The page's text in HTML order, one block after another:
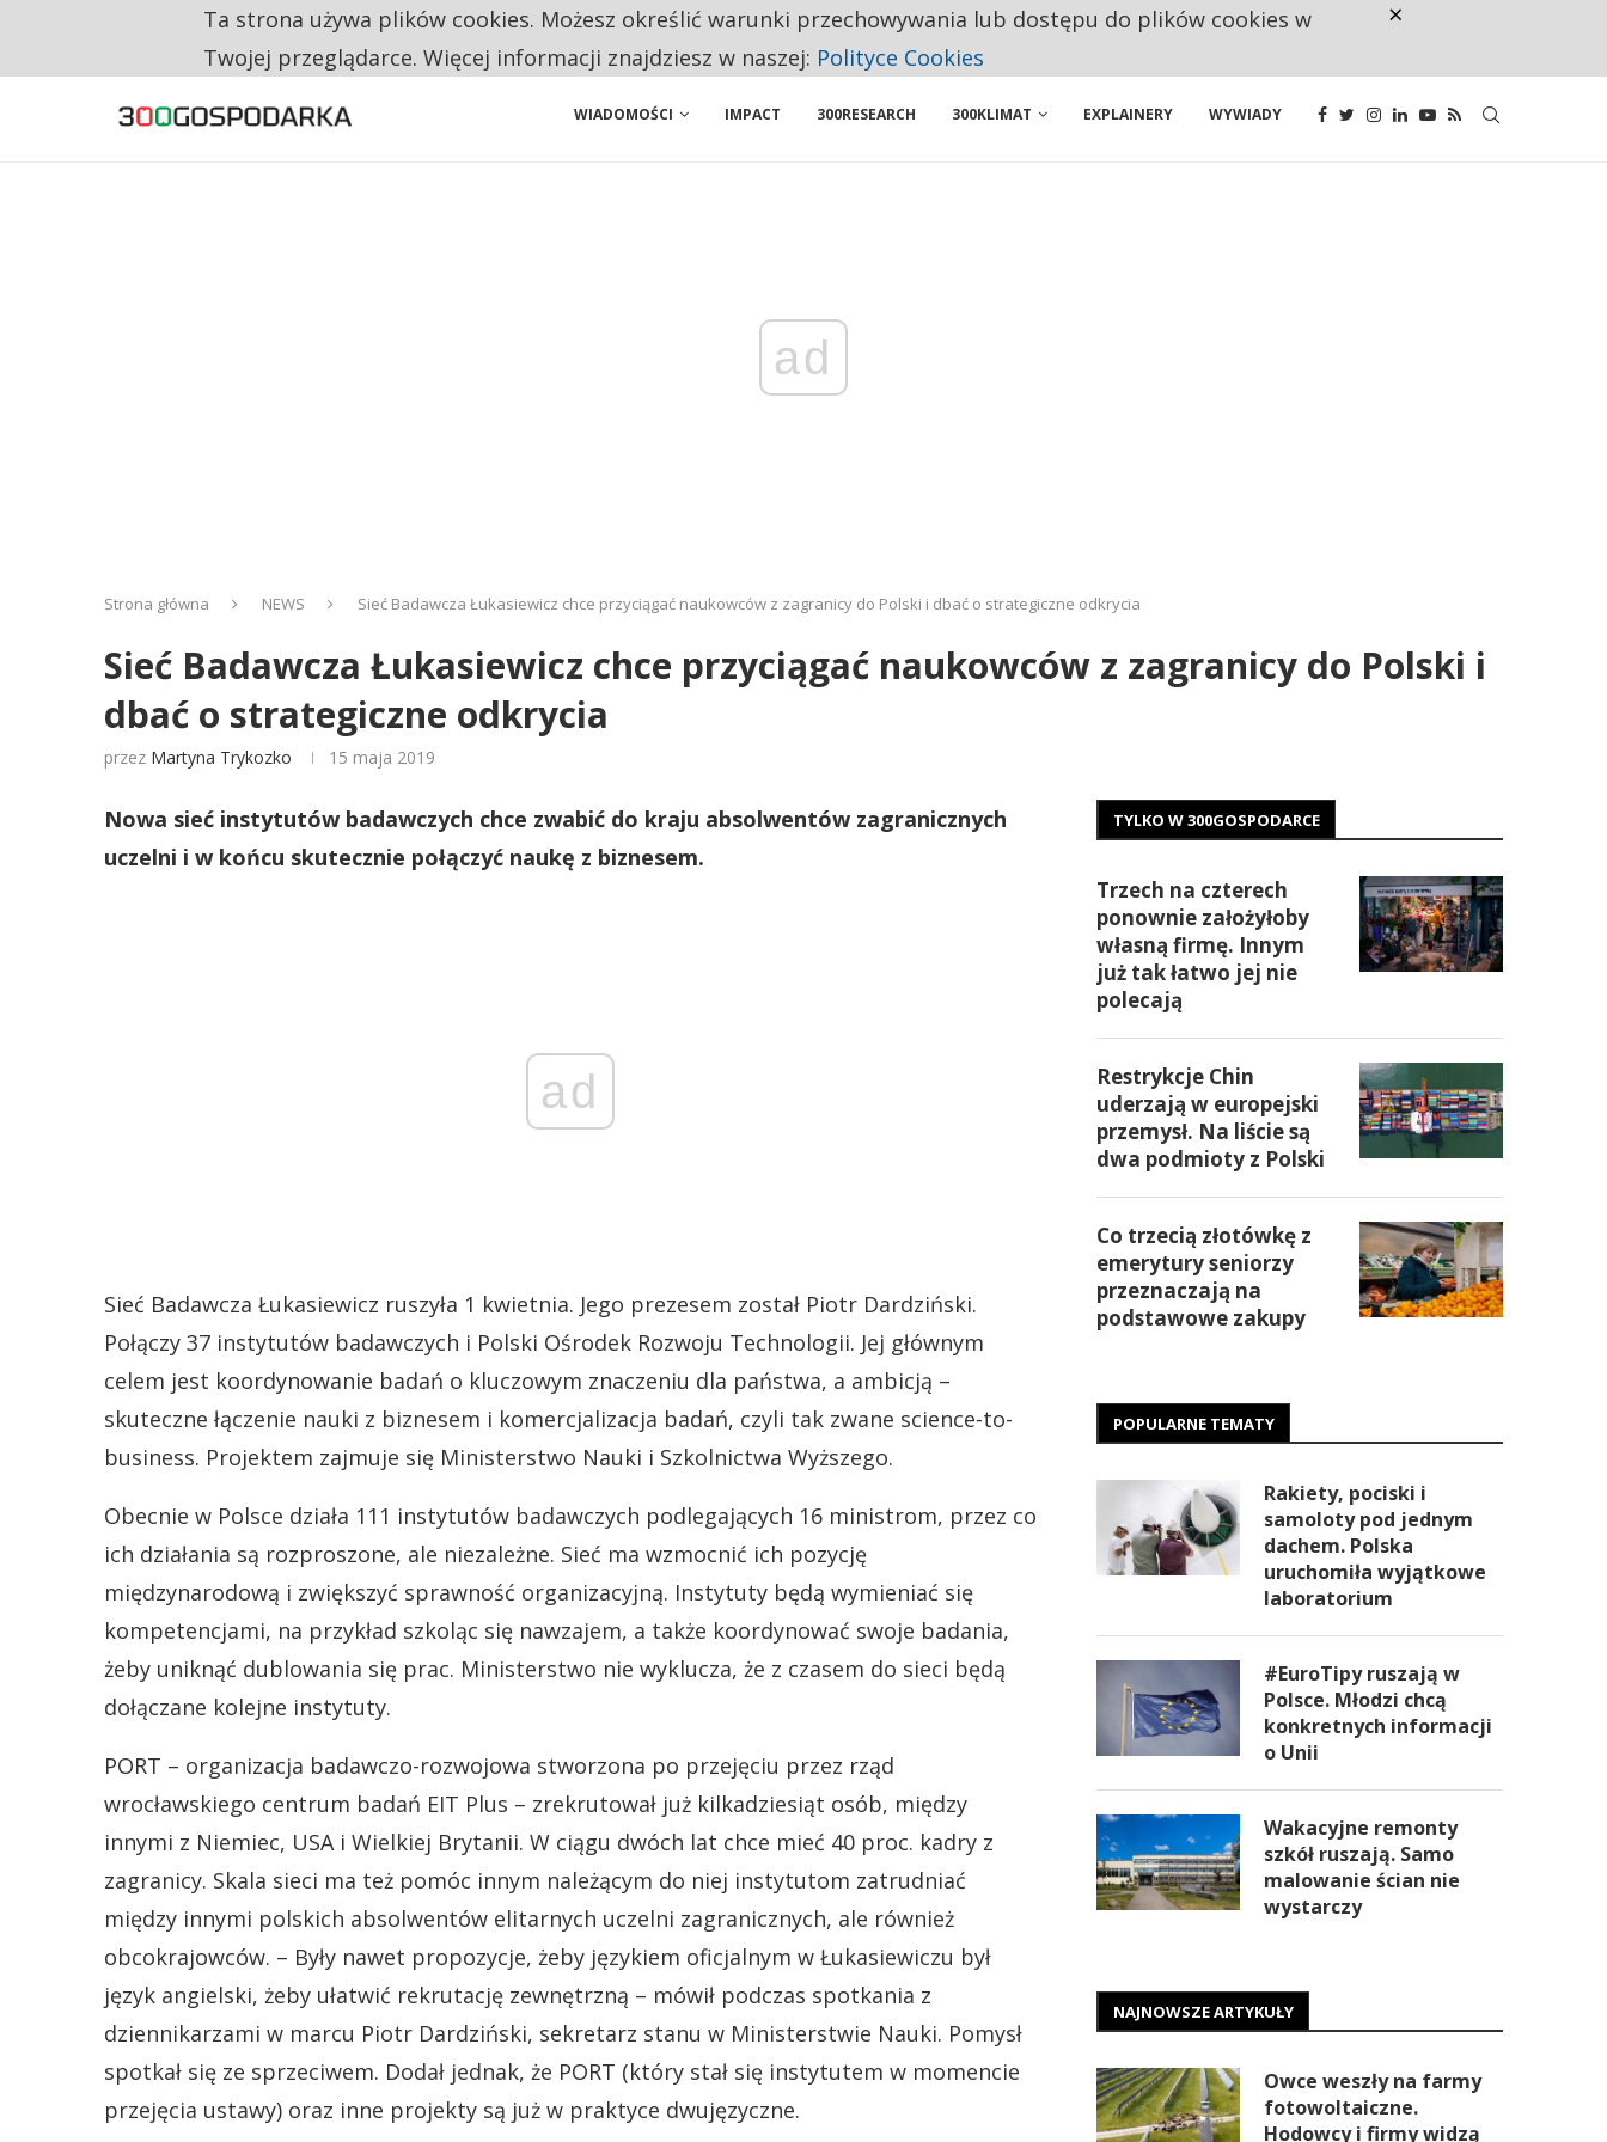
CO TRZECIĄ ZŁOTÓWKĘ Z EMERYTURY SENIORZY PRZEZNACZAJĄ NA PODSTAWOWE ZAKUPY
WIADOMOŚCI IMPACT 300RESEARCH 300KLIMAT EXPLAINERY WYWIADY
ad
Strona główna NEWS Sieć Badawcza Łukasiewicz chce przyciągać naukowców z zagranicy do Polski i dbać o strategiczne odkrycia
Sieć Badawcza Łukasiewicz chce przyciągać naukowców z zagranicy do Polski i
dbać o strategiczne odkrycia
przez Martyna Trykozko 15 maja 2019
Nowa sieć instytutów badawczych chce zwabić do kraju absolwentów zagranicznych
uczelni i w końcu skutecznie połączyć naukę z biznesem.
ad
Sieć Badawcza Łukasiewicz ruszyła 1 kwietnia. Jego prezesem został Piotr Dardziński.
Połączy 37 instytutów badawczych i Polski Ośrodek Rozwoju Technologii. Jej głównym
celem jest koordynowanie badań o kluczowym znaczeniu dla państwa, a ambicją –
skuteczne łączenie nauki z biznesem i komercjalizacja badań, czyli tak zwane science-to-
business. Projektem zajmuje się Ministerstwo Nauki i Szkolnictwa Wyższego.
Obecnie w Polsce działa 111 instytutów badawczych podlegających 16 ministrom, przez co
ich działania są rozproszone, ale niezależne. Sieć ma wzmocnić ich pozycję
międzynarodową i zwiększyć sprawność organizacyjną. Instytuty będą wymieniać się
kompetencjami, na przykład szkoląc się nawzajem, a także koordynować swoje badania,
żeby uniknąć dublowania się prac. Ministerstwo nie wyklucza, że z czasem do sieci będą
dołączane kolejne instytuty.
PORT – organizacja badawczo-rozwojowa stworzona po przejęciu przez rząd
wrocławskiego centrum badań EIT Plus – zrekrutował już kilkadziesiąt osób, między
innymi z Niemiec, USA i Wielkiej Brytanii. W ciągu dwóch lat chce mieć 40 proc. kadry z
zagranicy. Skala sieci ma też pomóc innym należącym do niej instytutom zatrudniać
między innymi polskich absolwentów elitarnych uczelni zagranicznych, ale również
obcokrajowców. – Były nawet propozycje, żeby językiem oficjalnym w Łukasiewiczu był
język angielski, żeby ułatwić rekrutację zewnętrzną – mówił podczas spotkania z
dziennikarzami w marcu Piotr Dardziński, sekretarz stanu w Ministerstwie Nauki. Pomysł
spotkał się ze sprzeciwem. Dodał jednak, że PORT (który stał się instytutem w momencie
przejęcia ustawy) oraz inne projekty są już w praktyce dwujęzyczne.
TYLKO W 300GOSPODARCE
Trzech na czterech
ponownie założyłoby
własną firmę. Innym
już tak łatwo jej nie
polecają
Restrykcje Chin
uderzają w europejski
przemysł. Na liście są
dwa podmioty z Polski
Co trzecią złotówkę z
emerytury seniorzy
przeznaczają na
podstawowe zakupy
POPULARNE TEMATY
Rakiety, pociski i
samoloty pod jednym
dachem. Polska
uruchomiła wyjątkowe
laboratorium
#EuroTipy ruszają w
Polsce. Młodzi chcą
konkretnych informacji
o Unii
Wakacyjne remonty
szkół ruszają. Samo
malowanie ścian nie
wystarczy
NAJNOWSZE ARTYKUŁY
Owce weszły na farmy
fotowoltaiczne.
Hodowcy i firmy widzą
Ta strona używa plików cookies. Możesz określić warunki przechowywania lub dostępu do plików cookies w
Twojej przeglądarce. Więcej informacji znajdziesz w naszej: Polityce Cookies
×